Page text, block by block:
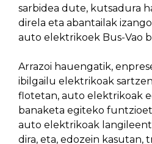
sarbidea dute, kutsadura
direla eta abantailak
auto elektrikoek Bus-Vao
Arrazoi hauengatik,
ibilgailu elektrikoak
flotetan, auto elektrikoak
banaketa egiteko
auto elektrikoak
dira, eta, edozein kasutan,